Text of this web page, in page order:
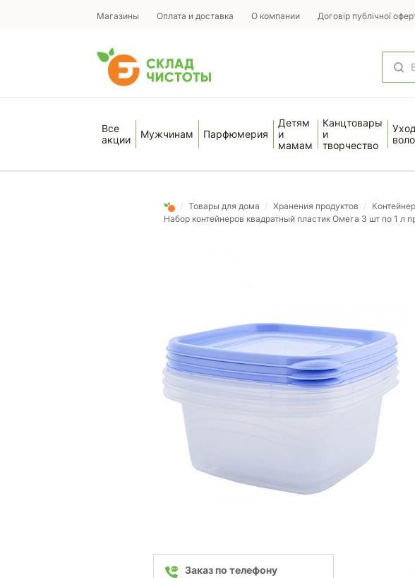
Магазины Оплата и доставка О компании Договір публічної
Все
акции
Мужчинам Парфюмерия
Детям
и
мамам
Канцтовары
и
творчество
/ Товары для дома / Хранения продуктов /
Набор контейнеров квадратный пластик Омега 3 шт по 1 л
Заказ по телефону